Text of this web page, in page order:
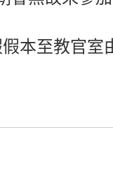
本至教官室